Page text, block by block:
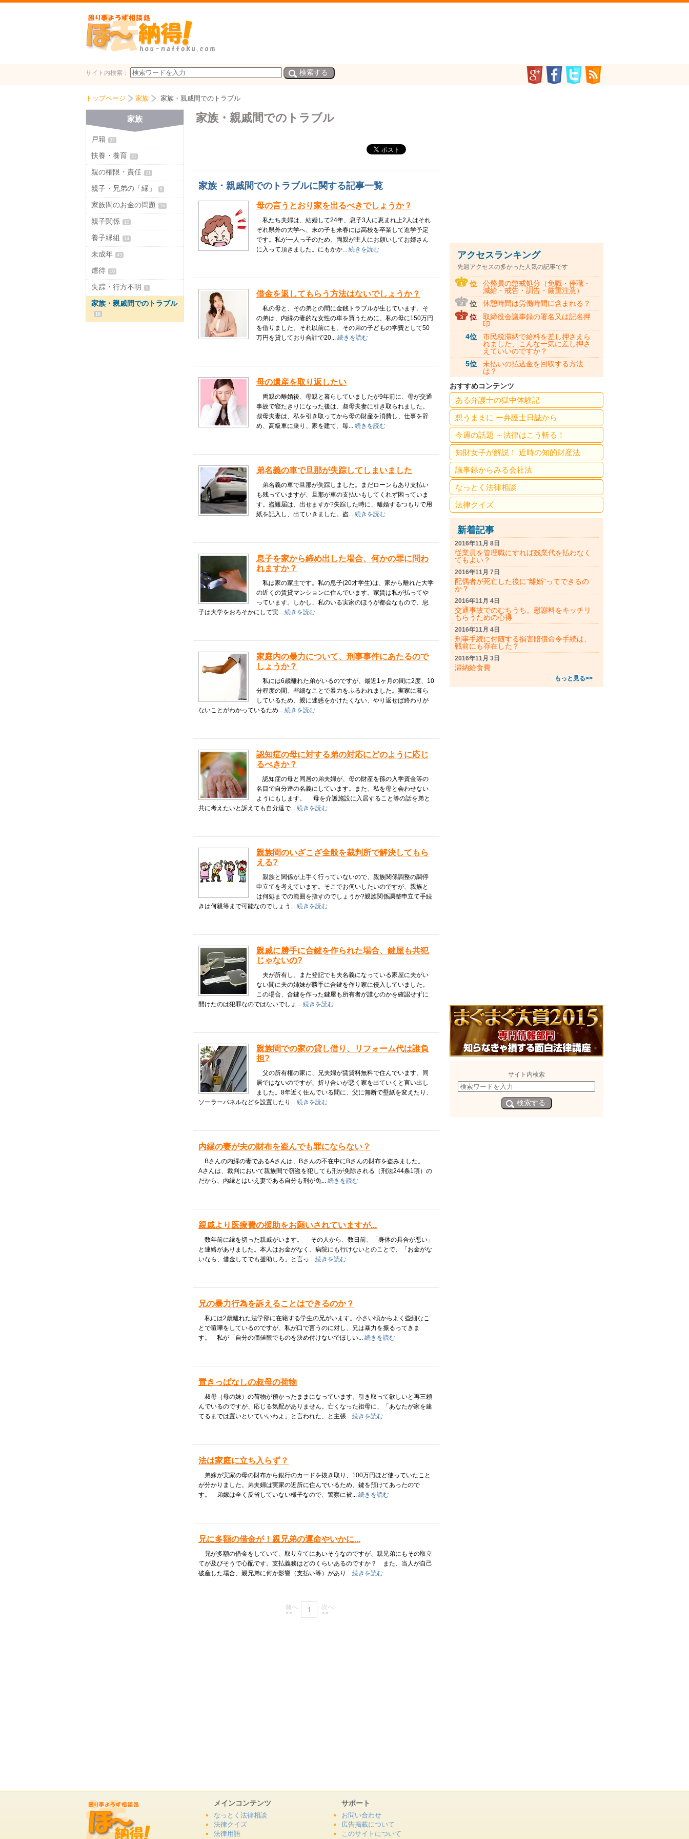
サイト内検索：
トップページ 家族 家族・親戚間でのトラブル
家族
戸籍 37
扶養・養育 21
親の権限・責任 21
親子・兄弟の「縁」 6
家族間のお金の問題 16
親子関係 10
養子縁組 14
未成年 43
虐待 10
失踪・行方不明 5
家族・親戚間でのトラブル
16
家族・親戚間でのトラブル
家族・親戚間でのトラブルに関する記事一覧
母の言うとおり家を出るべきでしょうか？
私たち夫婦は、結婚して24年、息子3人に恵まれ上2人はそれ
ぞれ県外の大学へ、末の子も来春には高校を卒業して進学予定
です。私が一人っ子のため、両親が主人にお願いしてお婿さん
に入って頂きました。にもかか... 続きを読む
借金を返してもらう方法はないでしょうか？
私の母と、その弟との間に金銭トラブルが生じています。そ
の弟は、内縁の妻的な女性の車を買うために、私の母に150万円
を借りました。それ以前にも、その弟の子どもの学費として50
万円を貸しており合計で20... 続きを読む
母の遺産を取り返したい
両親の離婚後、母親と暮らしていましたが9年前に、母が交通
事故で寝たきりになった後は、叔母夫妻に引き取られました。
叔母夫妻は、私を引き取ってから母の財産を消費し、仕事を辞
め、高級車に乗り、家を建て、毎... 続きを読む
弟名義の車で旦那が失踪してしまいました
弟名義の車で旦那が失踪しました。まだローンもあり支払い
も残っていますが、旦那が車の支払いもしてくれず困っていま
す。盗難届は、出せますか?失踪した時に、離婚するつもりで用
紙を記入し、出ていきました。盗... 続きを読む
息子を家から締め出した場合、何かの罪に問わ
れますか？
私は家の家主です。私の息子(20才学生)は、家から離れた大学
の近くの賃貸マンションに住んでいます。家賃は私が払ってや
っています。しかし、私のいる実家のほうが都会なもので、息
子は大学をおろそかにして実... 続きを読む
家庭内の暴力について、刑事事件にあたるので
しょうか？
私には6歳離れた弟がいるのですが、最近1ヶ月の間に2度、10
分程度の間、些細なことで暴力をふるわれました。実家に暮ら
しているため、親に迷惑をかけたくない、やり返せば終わりが
ないことがわかっているため... 続きを読む
認知症の母に対する弟の対応にどのように応じ
るべきか？
認知症の母と同居の弟夫婦が、母の財産を孫の入学資金等の
名目で自分達の名義にしています。また、私を母と会わせない
ようにもします。 母を介護施設に入居すること等の話を弟と
共に考えたいと訴えても自分達で... 続きを読む
親族間のいざこざ全般を裁判所で解決してもら
える?
親族と関係が上手く行っていないので、親族関係調整の調停
申立てを考えています。そこでお伺いしたいのですが、親族と
は何処までの範囲を指すのでしょうか?親族関係調整申立て手続
きは何親等まで可能なのでしょう... 続きを読む
親戚に勝手に合鍵を作られた場合、鍵屋も共犯
じゃないの?
夫が所有し、また登記でも夫名義になっている家屋に夫がい
ない間に夫の姉妹が勝手に合鍵を作り家に侵入していました。
この場合、合鍵を作った鍵屋も所有者が誰なのかを確認せずに
開けたのは犯罪なのではないでしょ... 続きを読む
親族間での家の貸し借り、リフォーム代は誰負
担?
父の所有権の家に、兄夫婦が賃貸料無料で住んでいます。同
居ではないのですが、折り合いが悪く家を出ていくと言い出し
ました。8年近く住んでいる間に、父に無断で壁紙を変えたり、
ソーラーパネルなどを設置したり... 続きを読む
内縁の妻が夫の財布を盗んでも罪にならない？
Bさんの内縁の妻であるAさんは、Bさんの不在中にBさんの財布を盗みました。
Aさんは、裁判において親族間で窃盗を犯しても刑が免除される（刑法244条1項）の
だから、内縁とはいえ妻である自分も刑が免... 続きを読む
親戚より医療費の援助をお願いされていますが...
数年前に縁を切った親戚がいます。 その人から、数日前、「身体の具合が悪い」
と連絡がありました。本人はお金がなく、病院にも行けないとのことで、「お金がな
いなら、借金してでも援助しろ」と言っ... 続きを読む
兄の暴力行為を訴えることはできるのか？
私には2歳離れた法学部に在籍する学生の兄がいます。小さい頃からよく些細なこ
とで喧嘩をしているのですが、私が口で言うのに対し、兄は暴力を振るってきま
す。 私が「自分の価値観でものを決め付けないでほしい... 続きを読む
置きっぱなしの叔母の荷物
叔母（母の妹）の荷物が預かったままになっています。引き取って欲しいと再三頼
んでいるのですが、応じる気配がありません。亡くなった祖母に、「あなたが家を建
てるまでは置いといていいわよ」と言われた、と主張... 続きを読む
法は家庭に立ち入らず？
弟嫁が実家の母の財布から銀行のカードを抜き取り、100万円ほど使っていたこと
が分かりました。弟夫婦は実家の近所に住んでいるため、鍵を預けてあったので
す。 弟嫁は全く反省していない様子なので、警察に被... 続きを読む
兄に多額の借金が！親兄弟の運命やいかに...
兄が多額の借金をしていて、取り立てにあいそうなのですが、親兄弟にもその取立
てが及びそうで心配です。支払義務はどのくらいあるのですか？ また、当人が自己
破産した場合、親兄弟に何か影響（支払い等）があり... 続きを読む
前へ
<<
1
次へ
>>
アクセスランキング
先週アクセスの多かった人気の記事です
位
公務員の懲戒処分（免職・停職・
減給・戒告・訓告・厳重注意）
位
休憩時間は労働時間に含まれる？
位
取締役会議事録の署名又は記名押
印
4位
市民税滞納で給料を差し押さえら
れました、こんな一気に差し押さ
えていいのですか？
5位
未払いの払込金を回収する方法
は？
おすすめコンテンツ
ある弁護士の獄中体験記
想うままに ー弁護士日誌から
今週の話題 ～法律はこう斬る！
知財女子が解説！ 近時の知的財産法
議事録からみる会社法
なっとく法律相談
法律クイズ
新着記事
2016年11月 8日
従業員を管理職にすれば残業代を払わなく
てもよい？
2016年11月 7日
配偶者が死亡した後に"離婚"ってできるの
か？
2016年11月 4日
交通事故でのむちうち。慰謝料をキッチリ
もらうための心得
2016年11月 4日
刑事手続に付随する損害賠償命令手続は、
戦前にも存在した？
2016年11月 3日
滞納給食費
もっと見る>>
サイト内検索
メインコンテンツ
なっとく法律相談
法律クイズ
法律用語
サポート
お問い合わせ
広告掲載について
このサイトについて